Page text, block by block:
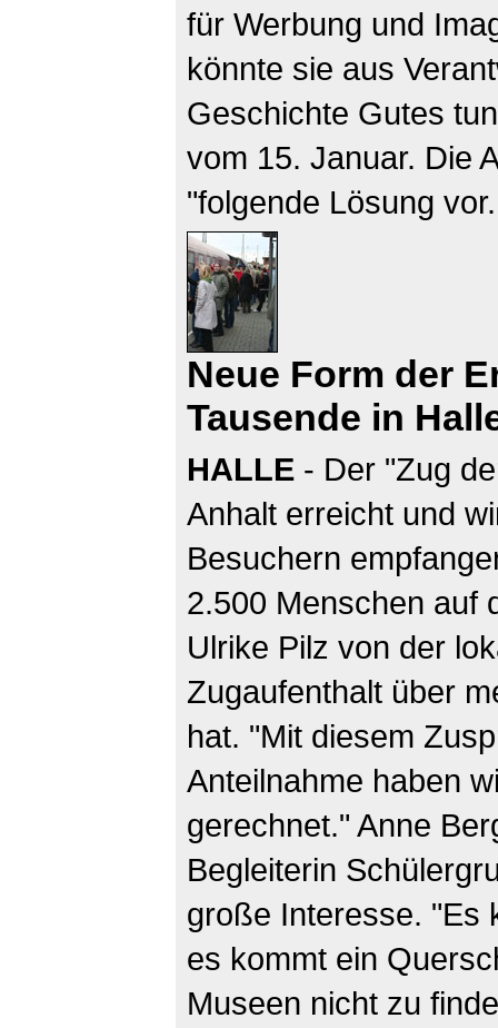
für Werbung und
könnte sie aus
Geschichte Gutes
vom 15. Januar. Die
"folgende Lösung
Neue Form der
Tausende in
HALLE - Der "Zug
Anhalt erreicht und
Besuchern
2.500 Menschen auf
Ulrike Pilz von der
Zugaufenthalt über
hat. "Mit diesem
Anteilnahme haben
gerechnet." Anne
Begleiterin
große Interesse. "Es
es kommt ein
Museen nicht zu